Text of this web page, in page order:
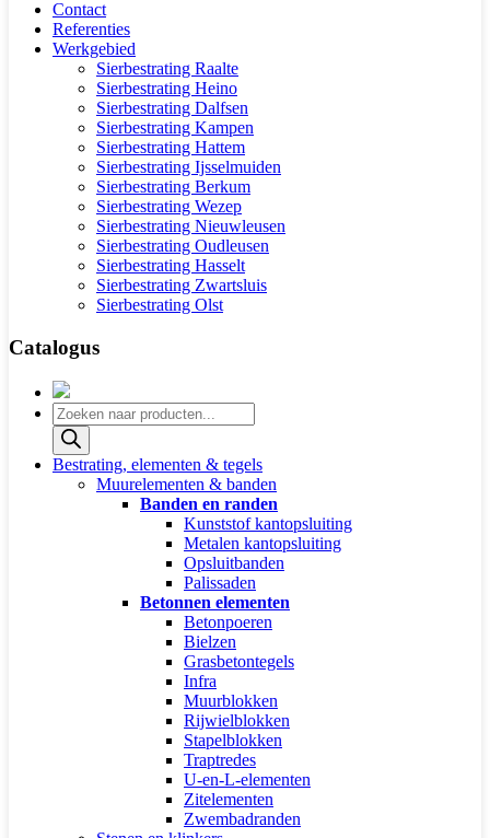
Contact
Referenties
Werkgebied
Sierbestrating Raalte
Sierbestrating Heino
Sierbestrating Dalfsen
Sierbestrating Kampen
Sierbestrating Hattem
Sierbestrating Ijsselmuiden
Sierbestrating Berkum
Sierbestrating Wezep
Sierbestrating Nieuwleusen
Sierbestrating Oudleusen
Sierbestrating Hasselt
Sierbestrating Zwartsluis
Sierbestrating Olst
Catalogus
Producten
zoeken
Bestrating, elementen & tegels
Muurelementen & banden
Banden en randen
Kunststof kantopsluiting
Metalen kantopsluiting
Opsluitbanden
Palissaden
Betonnen elementen
Betonpoeren
Bielzen
Grasbetontegels
Infra
Muurblokken
Rijwielblokken
Stapelblokken
Traptredes
U-en-L-elementen
Zitelementen
Zwembadranden